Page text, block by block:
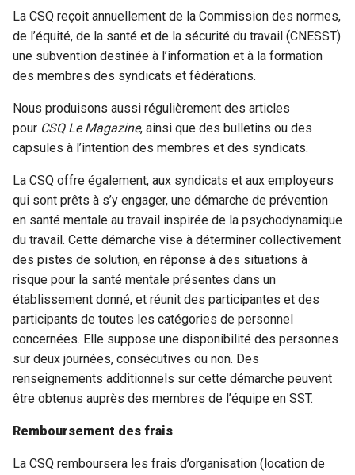
La CSQ reçoit annuellement de la Commission des normes,
de l’équité, de la santé et de la sécurité du travail (CNESST)
une subvention destinée à l’information et à la formation
des membres des syndicats et fédérations.
Nous produisons aussi régulièrement des articles
pour CSQ Le Magazine, ainsi que des bulletins ou des
capsules à l’intention des membres et des syndicats.
La CSQ offre également, aux syndicats et aux employeurs
qui sont prêts à s’y engager, une démarche de prévention
en santé mentale au travail inspirée de la psychodynamique
du travail. Cette démarche vise à déterminer collectivement
des pistes de solution, en réponse à des situations à
risque pour la santé mentale présentes dans un
établissement donné, et réunit des participantes et des
participants de toutes les catégories de personnel
concernées. Elle suppose une disponibilité des personnes
sur deux journées, consécutives ou non. Des
renseignements additionnels sur cette démarche peuvent
être obtenus auprès des membres de l’équipe en SST.
Remboursement des frais
La CSQ remboursera les frais d’organisation (location de